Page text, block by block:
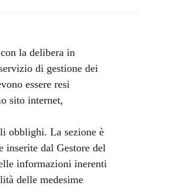
la delibera in
di gestione dei
essere resi
sito internet,
obblighi. La sezione è
inserite dal Gestore del
informazioni inerenti
delle medesime